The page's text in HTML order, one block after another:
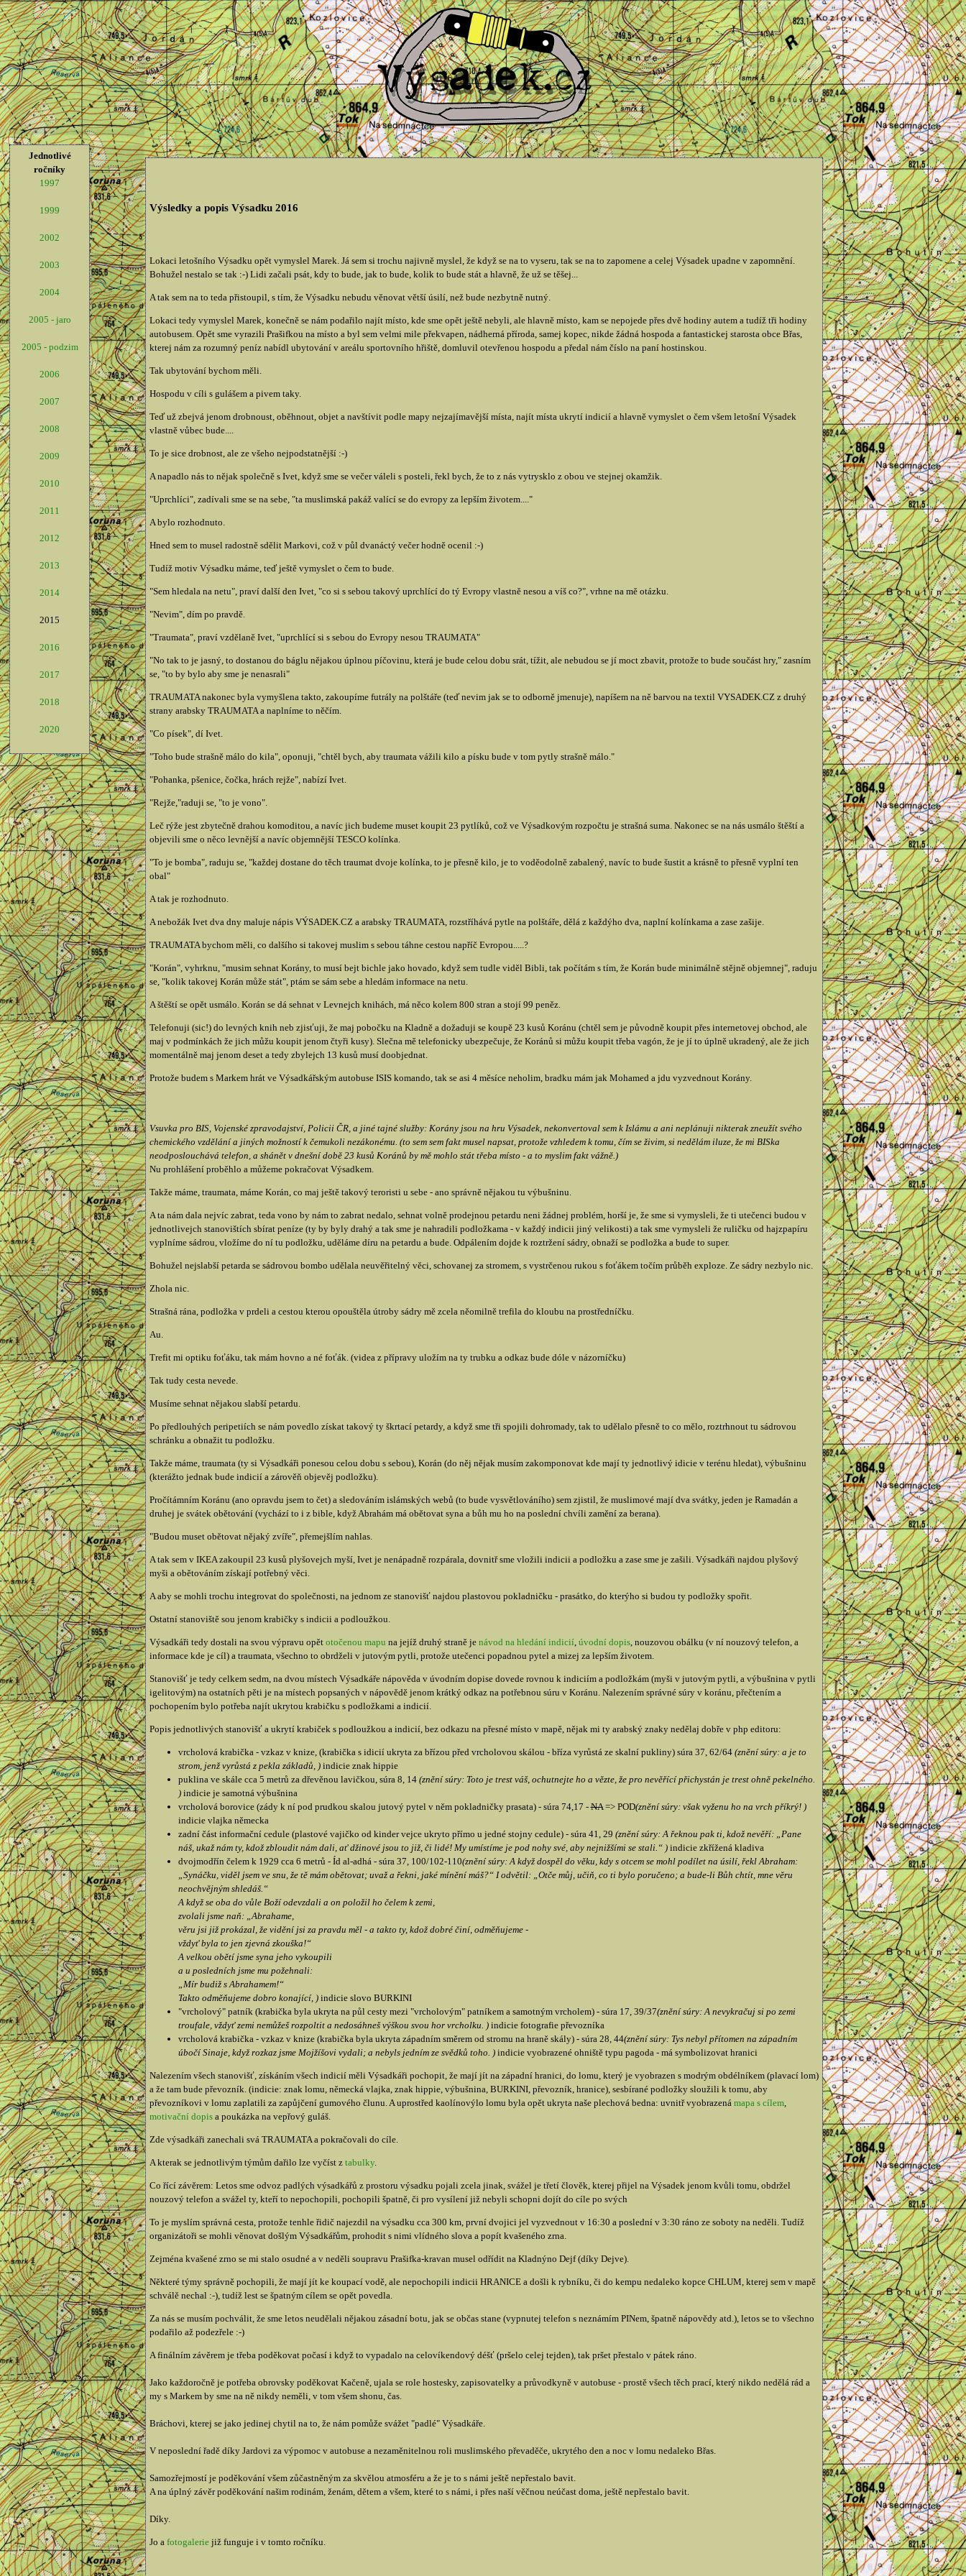
Jednotlivé
ročníky
1997
1999
2002
2003
2004
2005 - jaro
2005 - podzim
2006
2007
2008
2009
2010
2011
2012
2013
2014
2015
2016
2017
2018
2020
Výsledky a popis Výsadku 2016
Lokaci letošního Výsadku opět vymyslel Marek. Já sem si trochu najivně myslel, že když se na to vyseru, tak se na to zapomene a celej Výsadek upadne v zapomnění.
Bohužel nestalo se tak :-) Lidi začali psát, kdy to bude, jak to bude, kolik to bude stát a hlavně, že už se těšej...
A tak sem na to teda přistoupil, s tím, že Výsadku nebudu věnovat větší úsilí, než bude nezbytně nutný.
Lokaci tedy vymyslel Marek, konečně se nám podařilo najít místo, kde sme opět ještě nebyli, ale hlavně místo, kam se nepojede přes dvě hodiny autem a tudíž tři hodiny
autobusem. Opět sme vyrazili Prašifkou na místo a byl sem velmi mile překvapen, nádherná příroda, samej kopec, nikde žádná hospoda a fantastickej starosta obce Břas,
kterej nám za rozumný peníz nabídl ubytování v areálu sportovního hřiště, domluvil otevřenou hospodu a předal nám číslo na paní hostinskou.
Tak ubytování bychom měli.
Hospodu v cíli s gulášem a pivem taky.
Teď už zbejvá jenom drobnoust, oběhnout, objet a navštívit podle mapy nejzajímavější místa, najít místa ukrytí indicií a hlavně vymyslet o čem všem letošní Výsadek
vlastně vůbec bude....
To je sice drobnost, ale ze všeho nejpodstatnější :-)
A napadlo nás to nějak společně s Ivet, když sme se večer váleli s posteli, řekl bych, že to z nás vytrysklo z obou ve stejnej okamžik.
"Uprchlíci", zadívali sme se na sebe, "ta muslimská pakáž valící se do evropy za lepším životem...."
A bylo rozhodnuto.
Hned sem to musel radostně sdělit Markovi, což v půl dvanáctý večer hodně ocenil :-)
Tudíž motiv Výsadku máme, teď ještě vymyslet o čem to bude.
"Sem hledala na netu", praví další den Ivet, "co si s sebou takový uprchlící do tý Evropy vlastně nesou a víš co?", vrhne na mě otázku.
"Nevim", dím po pravdě.
"Traumata", praví vzdělaně Ivet, "uprchlící si s sebou do Evropy nesou TRAUMATA"
"No tak to je jasný, to dostanou do báglu nějakou úplnou píčovinu, která je bude celou dobu srát, tížit, ale nebudou se jí moct zbavit, protože to bude součást hry," zasním
se, "to by bylo aby sme je nenasrali"
TRAUMATA nakonec byla vymyšlena takto, zakoupíme futrály na polštáře (teď nevim jak se to odborně jmenuje), napíšem na ně barvou na textil VYSADEK.CZ z druhý
strany arabsky TRAUMATA a naplníme to něčím.
"Co písek", dí Ivet.
"Toho bude strašně málo do kila", oponuji, "chtěl bych, aby traumata vážili kilo a písku bude v tom pytly strašně málo."
"Pohanka, pšenice, čočka, hrách rejže", nabízí Ivet.
"Rejže,"raduji se, "to je vono".
Leč rýže jest zbytečně drahou komoditou, a navíc jich budeme muset koupit 23 pytlíků, což ve Výsadkovým rozpočtu je strašná suma. Nakonec se na nás usmálo štěští a
objevili sme o něco levnější a navíc objemnější TESCO kolínka.
"To je bomba", raduju se, "každej dostane do těch traumat dvoje kolínka, to je přesně kilo, je to voděodolně zabalený, navíc to bude šustit a krásně to přesně vyplní ten
obal"
A tak je rozhodnuto.
A nebožák Ivet dva dny maluje nápis VÝSADEK.CZ a arabsky TRAUMATA, rozstříhává pytle na polštáře, dělá z každýho dva, naplní kolínkama a zase zašije.
TRAUMATA bychom měli, co dalšího si takovej muslim s sebou táhne cestou napříč Evropou.....?
"Korán", vyhrknu, "musim sehnat Korány, to musí bejt bichle jako hovado, když sem tudle viděl Bibli, tak počítám s tím, že Korán bude minimálně stějně objemnej", raduju
se, "kolik takovej Korán může stát", ptám se sám sebe a hledám informace na netu.
A štěští se opět usmálo. Korán se dá sehnat v Levnejch knihách, má něco kolem 800 stran a stojí 99 peněz.
Telefonuji (sic!) do levných knih neb zjisťuji, že maj pobočku na Kladně a dožaduji se koupě 23 kusů Koránu (chtěl sem je původně koupit přes internetovej obchod, ale
maj v podmínkách že jich můžu koupit jenom čtyři kusy). Slečna mě telefonicky ubezpečuje, že Koránů si můžu koupit třeba vagón, že je jí to úplně ukradený, ale že jich
momentálně maj jenom deset a tedy zbylejch 13 kusů musí doobjednat.
Protože budem s Markem hrát ve Výsadkářským autobuse ISIS komando, tak se asi 4 měsíce neholim, bradku mám jak Mohamed a jdu vyzvednout Korány.
Vsuvka pro BIS, Vojenské zpravodajství, Policii ČR, a jiné tajné služby: Korány jsou na hru Výsadek, nekonvertoval sem k Islámu a ani neplánuji nikterak zneužít svého
chemického vzdělání a jiných možností k čemukoli nezákonému. (to sem sem fakt musel napsat, protože vzhledem k tomu, čím se živim, si nedělám iluze, že mi BISka
neodposlouchává telefon, a shánět v dnešní době 23 kusů Koránů by mě mohlo stát třeba místo - a to myslim fakt vážně.)
Nu prohlášení proběhlo a můžeme pokračovat Výsadkem.
Takže máme, traumata, máme Korán, co maj ještě takový teroristi u sebe - ano správně nějakou tu výbušninu.
A ta nám dala nejvíc zabrat, teda vono by nám to zabrat nedalo, sehnat volně prodejnou petardu neni žádnej problém, horší je, že sme si vymysleli, že ti utečenci budou v
jednotlivejch stanovištích sbírat peníze (ty by byly drahý a tak sme je nahradili podložkama - v každý indicii jiný velikosti) a tak sme vymysleli že ruličku od hajzpapíru
vyplníme sádrou, vložíme do ní tu podložku, uděláme díru na petardu a bude. Odpálením dojde k roztržení sádry, obnaží se podložka a bude to super.
Bohužel nejslabší petarda se sádrovou bombo udělala neuvěřitelný věci, schovanej za stromem, s vystrčenou rukou s foťákem točím průběh exploze. Ze sádry nezbylo nic.
Zhola nic.
Strašná rána, podložka v prdeli a cestou kterou opouštěla útroby sádry mě zcela něomilně trefila do kloubu na prostředníčku.
Au.
Trefit mi optiku foťáku, tak mám hovno a né foťák. (videa z přípravy uložím na ty trubku a odkaz bude dóle v názorníčku)
Tak tudy cesta nevede.
Musíme sehnat nějakou slabší petardu.
Po předlouhých peripetiích se nám povedlo získat takový ty škrtací petardy, a když sme tři spojili dohromady, tak to udělalo přesně to co mělo, roztrhnout tu sádrovou
schránku a obnažit tu podložku.
Takže máme, traumata (ty si Výsadkáři ponesou celou dobu s sebou), Korán (do něj nějak musím zakomponovat kde mají ty jednotlivý idicie v terénu hledat), výbušninu
(kterážto jednak bude indicií a zárověň objevěj podložku).
Pročítámním Koránu (ano opravdu jsem to čet) a sledováním islámských webů (to bude vysvětlováního) sem zjistil, že muslimové mají dva svátky, jeden je Ramadán a
druhej je svátek obětování (vychází to i z bible, když Abrahám má obětovat syna a bůh mu ho na poslední chvíli zamění za berana).
"Budou muset obětovat nějaký zvíře", přemejšlím nahlas.
A tak sem v IKEA zakoupil 23 kusů plyšovejch myší, Ivet je nenápadně rozpárala, dovnitř sme vložili indicii a podložku a zase sme je zašili. Výsadkáři najdou plyšový
myši a obětováním získají potřebný věci.
A aby se mohli trochu integrovat do společnosti, na jednom ze stanovišť najdou plastovou pokladničku - prasátko, do kterýho si budou ty podložky spořit.
Ostatní stanoviště sou jenom krabičky s indicii a podloužkou.
Výsadkáři tedy dostali na svou výpravu opět otočenou mapu na jejíž druhý straně je návod na hledání indicií, úvodní dopis, nouzovou obálku (v ní nouzový telefon, a
informace kde je cíl) a traumata, všechno to obrdželi v jutovým pytli, protože utečenci popadnou pytel a mizej za lepším životem.
Stanovišť je tedy celkem sedm, na dvou místech Výsadkáře nápověda v úvodním dopise dovede rovnou k indiciím a podložkám (myši v jutovým pytli, a výbušnina v pytli
igelitovým) na ostatních pěti je na místech popsaných v nápovědě jenom krátký odkaz na potřebnou súru v Koránu. Nalezením správné súry v koránu, přečtením a
pochopením bylo potřeba najít ukrytou krabičku s podložkami a indicií.
Popis jednotlivých stanovišť a ukrytí krabiček s podloužkou a indicií, bez odkazu na přesné místo v mapě, nějak mi ty arabský znaky nedělaj dobře v php editoru:
vrcholová krabička - vzkaz v knize, (krabička s idicií ukryta za břízou před vrcholovou skálou - bříza vyrůstá ze skalní pukliny) súra 37, 62/64 (znění súry: a je to
strom, jenž vyrůstá z pekla základů, )indicie znak hippie
puklina ve skále cca 5 metrů za dřevěnou lavičkou, súra 8, 14 (znění súry: Toto je trest váš, ochutnejte ho a vězte, že pro nevěřící přichystán je trest ohně pekelného.
)indicie je samotná výbušnina
vrcholová borovice (zády k ní pod prudkou skalou jutový pytel v něm pokladničky prasata) - súra 74,17 -NA=> POD(znění súry: však vyženu ho na vrch příkrý! )
indicie vlajka německa
zadní část informační cedule (plastové vajičko od kinder vejce ukryto přímo u jedné stojny cedule) - súra 41, 29 (znění súry: A řeknou pak ti, kdož nevěří: „Pane
náš, ukaž nám ty, kdož zbloudit nám dali, ať džinové jsou to již, či lidé! My umístíme je pod nohy své, aby nejnižšími se stali.“ ) indicie zkřížená kladiva
dvojmodřín čelem k 1929 cca 6 metrů - Íd al-adhá - súra 37, 100/102-110(znění súry: A když dospěl do věku, kdy s otcem se mohl podílet na úsilí, řekl Abraham:
„Synáčku, viděl jsem ve snu, že tě mám obětovat; uvaž a řekni, jaké mínění máš?“ I odvětil: „Otče můj, učiň, co ti bylo poručeno; a bude-li Bůh chtít, mne věru
neochvějným shledáš.“
A když se oba do vůle Boží odevzdali a on položil ho čelem k zemi,
zvolali jsme naň: „Abrahame,
věru jsi již prokázal, že vidění jsi za pravdu měl - a takto ty, kdož dobré činí, odměňujeme -
vždyť byla to jen zjevná zkouška!“
A velkou obětí jsme syna jeho vykoupili
a u posledních jsme mu požehnali:
„Mír budiž s Abrahamem!“
Takto odměňujeme dobro konající, ) indicie slovo BURKINI
"vrcholový" patník (krabička byla ukryta na půl cesty mezi "vrcholovým" patníkem a samotným vrcholem) - súra 17, 39/37(znění súry: A nevykračuj si po zemi
troufale, vždyť zemi nemůžeš rozpoltit a nedosáhneš výškou svou hor vrcholku. ) indicie fotografie převozníka
vrcholová krabička - vzkaz v knize (krabička byla ukryta západním směrem od stromu na hraně skály) - súra 28, 44(znění súry: Tys nebyl přítomen na západním
úbočí Sinaje, když rozkaz jsme Mojžíšovi vydali; a nebyls jedním ze svědků toho. ) indicie vyobrazené ohniště typu pagoda - má symbolizovat hranici
Nalezením všech stanovišť, získáním všech indicií měli Výsadkáři pochopit, že mají jít na západní hranici, do lomu, který je vyobrazen s modrým obdélníkem (plavací lom)
a že tam bude převozník. (indicie: znak lomu, německá vlajka, znak hippie, výbušnina, BURKINI, převozník, hranice), sesbírané podložky sloužili k tomu, aby
převozníkovi v lomu zaplatili za zapůjčení gumového člunu. A uprostřed kaolínovýlo lomu byla opět ukryta naše plechová bedna: uvnitř vyobrazená mapa s cílem,
motivační dopisa poukázka na vepřový guláš.
Zde výsadkáři zanechali svá TRAUMATA a pokračovali do cíle.
A kterak se jednotlivým týmům dařilo lze vyčíst z tabulky.
Co řící závěrem: Letos sme odvoz padlých výsadkářů z prostoru výsadku pojali zcela jinak, svážel je třetí člověk, kterej přijel na Výsadek jenom kvůli tomu, obdržel
nouzový telefon a svážel ty, kteří to nepochopili, pochopili špatně, či pro vysílení již nebyli schopni dojít do cíle po svých
To je myslím správná cesta, protože tenhle řidič najezdil na výsadku cca 300 km, první dvojici jel vyzvednout v 16:30 a poslední v 3:30 ráno ze soboty na neděli. Tudíž
organizátoři se mohli věnovat došlým Výsadkářům, prohodit s nimi vlídného slova a popít kvašeného zrna.
Zejména kvašené zrno se mi stalo osudné a v neděli soupravu Prašifka-kravan musel odřídit na Kladnýno Dejf (díky Dejve).
Některé týmy správně pochopili, že mají jít ke koupací vodě, ale nepochopili indicii HRANICE a došli k rybníku, či do kempu nedaleko kopce CHLUM, kterej sem v mapě
schválě nechal :-), tudíž lest se špatným cílem se opět povedla.
Za nás se musím pochválit, že sme letos neudělali nějakou zásadní botu, jak se občas stane (vypnutej telefon s neznámím PINem, špatně nápovědy atd.), letos se to všechno
podařilo až podezřele :-)
A finálním závěrem je třeba poděkovat počasí i když to vypadalo na celovíkendový déšť (pršelo celej tejden), tak pršet přestalo v pátek ráno.
Jako každoročně je potřeba obrovsky poděkovat Kačeně, ujala se role hostesky, zapisovatelky a průvodkyně v autobuse - prostě všech těch prací, který nikdo nedělá rád a
my s Markem by sme na ně nikdy neměli, v tom všem shonu, čas.
Bráchovi, kterej se jako jedinej chytil na to, že nám pomůže svážet "padlé" Výsadkáře.
V neposlední řadě díky Jardovi za výpomoc v autobuse a nezaměnitelnou roli muslimského převaděče, ukrytého den a noc v lomu nedaleko Břas.
Samozřejmostí je poděkování všem zůčastněným za skvělou atmosféru a že je to s námi ještě nepřestalo bavit.
A na úplný závěr poděkování našim rodinám, ženám, dětem a všem, které to s námi, i přes naší věčnou neúčast doma, ještě nepřestalo bavit.
Díky.
Jo a fotogaleriejiž funguje i v tomto ročníku.